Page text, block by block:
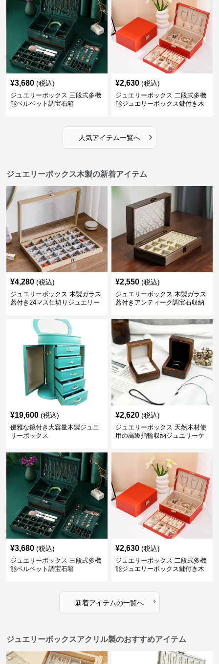
¥3,680 (税込)
ジュエリーボックス 三段式多機
能ベルベット調宝石箱
¥2,630 (税込)
ジュエリーボックス 二段式多機
能ジュエリーボックス鍵付き木
人気アイテム一覧へ ›
ジュエリーボックス木製の新着アイテム
¥4,280 (税込)
ジュエリーボックス 木製ガラス
蓋付き24マス仕切りジュエリー
¥2,550 (税込)
ジュエリーボックス 木製ガラス
蓋付きアンティーク調宝石収納
¥19,600 (税込)
優雅な鏡付き大容量木製ジュエ
リーボックス
¥2,620 (税込)
ジュエリーボックス 天然木材使
用の高級指輪収納ジュエリーケ
¥3,680 (税込)
ジュエリーボックス 三段式多機
能ベルベット調宝石箱
¥2,630 (税込)
ジュエリーボックス 二段式多機
能ジュエリーボックス鍵付き木
新着アイテムの一覧へ ›
ジュエリーボックスアクリル製のおすすめアイテム